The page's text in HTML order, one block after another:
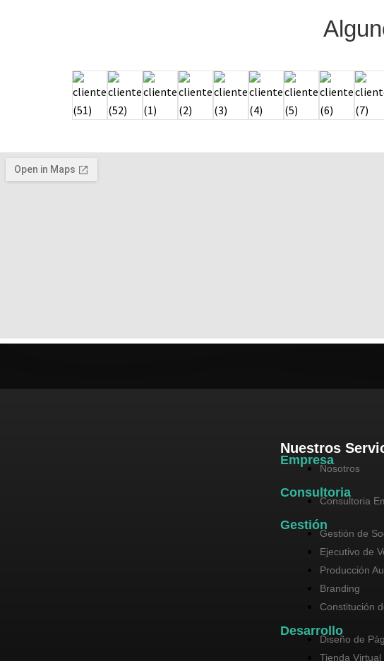
Nuestros
Empresa
Nosotros
Consultoria
Consultoria
Gestión
Gestión de
Ejecutivo de
Producción
Branding
Constitución
Desarrollo
Diseño de
Tienda Virtual